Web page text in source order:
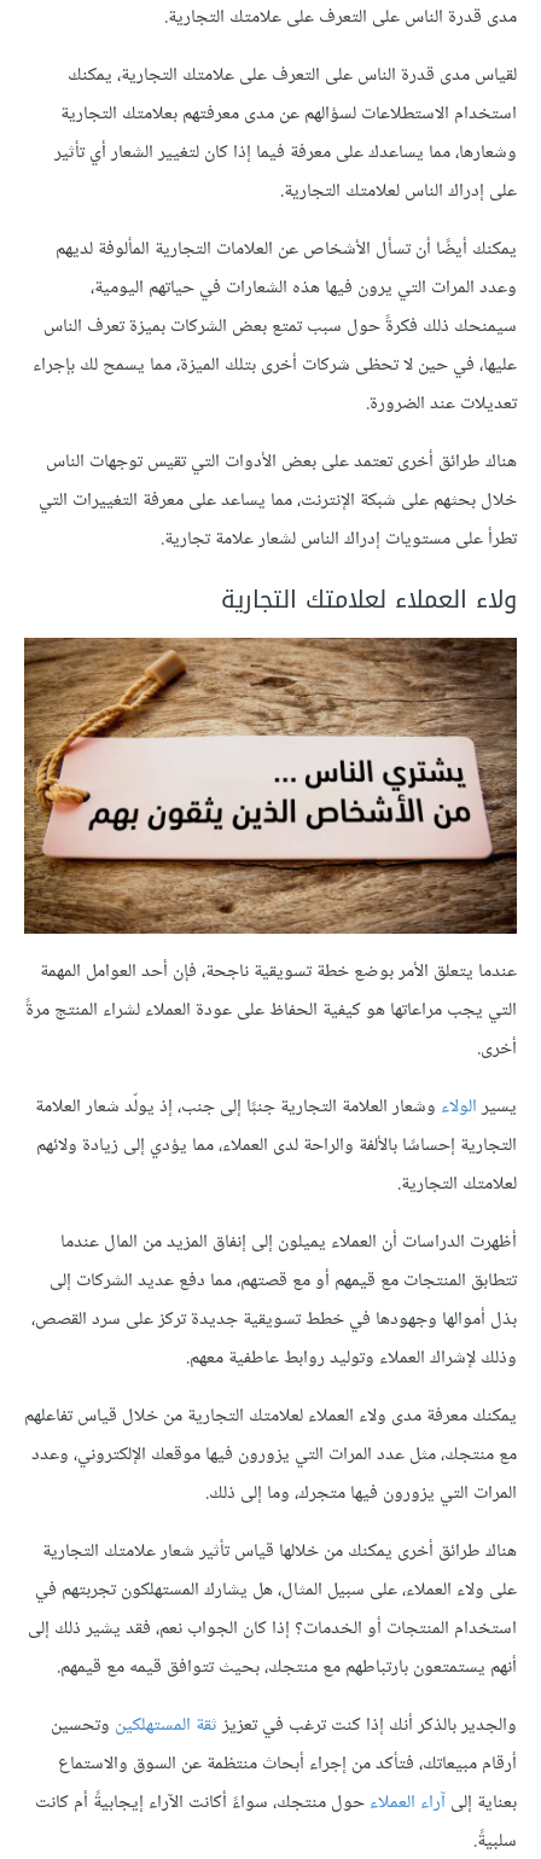
مدى قدرة الناس على التعرف على علامتك التجارية.
لقياس مدى قدرة الناس على التعرف على علامتك التجارية، يمكنك
استخدام الاستطلاعات لسؤالهم عن مدى معرفتهم بعلامتك التجارية
وشعارها، مما يساعدك على معرفة فيما إذا كان لتغيير الشعار أي تأثير
على إدراك الناس لعلامتك التجارية.
يمكنك أيضًا أن تسأل الأشخاص عن العلامات التجارية المألوفة لديهم
وعدد المرات التي يرون فيها هذه الشعارات في حياتهم اليومية،
سيمنحك ذلك فكرةً حول سبب تمتع بعض الشركات بميزة تعرف الناس
عليها، في حين لا تحظى شركات أخرى بتلك الميزة، مما يسمح لك بإجراء
تعديلات عند الضرورة.
هناك طرائق أخرى تعتمد على بعض الأدوات التي تقيس توجهات الناس
خلال بحثهم على شبكة الإنترنت، مما يساعد على معرفة التغييرات التي
تطرأ على مستويات إدراك الناس لشعار علامة تجارية.
ولاء العملاء لعلامتك التجارية
عندما يتعلق الأمر بوضع خطة تسويقية ناجحة، فإن أحد العوامل المهمة
التي يجب مراعاتها هو كيفية الحفاظ على عودة العملاء لشراء المنتج مرةً
أخرى.
يسيرالولاء وشعار العلامة التجارية جنبًا إلى جنب، إذ يولّد شعار العلامة
التجارية إحساسًا بالألفة والراحة لدى العملاء، مما يؤدي إلى زيادة ولائهم
لعلامتك التجارية.
أظهرت الدراسات أن العملاء يميلون إلى إنفاق المزيد من المال عندما
تتطابق المنتجات مع قيمهم أو مع قصتهم، مما دفع عديد الشركات إلى
بذل أموالها وجهودها في خطط تسويقية جديدة تركز على سرد القصص،
وذلك لإشراك العملاء وتوليد روابط عاطفية معهم.
يمكنك معرفة مدى ولاء العملاء لعلامتك التجارية من خلال قياس تفاعلهم
مع منتجك، مثل عدد المرات التي يزورون فيها موقعك الإلكتروني، وعدد
المرات التي يزورون فيها متجرك، وما إلى ذلك.
هناك طرائق أخرى يمكنك من خلالها قياس تأثير شعار علامتك التجارية
على ولاء العملاء، على سبيل المثال، هل يشارك المستهلكون تجربتهم في
استخدام المنتجات أو الخدمات؟ إذا كان الجواب نعم، فقد يشير ذلك إلى
أنهم يستمتعون بارتباطهم مع منتجك، بحيث تتوافق قيمه مع قيمهم.
والجدير بالذكر أنك إذا كنت ترغب في تعزيزثقة المستهلكين وتحسين
أرقام مبيعاتك، فتأكد من إجراء أبحاث منتظمة عن السوق والاستماع
بعناية إلىآراء العملاءحول منتجك، سواءً أكانت الآراء إيجابيةً أم كانت
سلبيةً.